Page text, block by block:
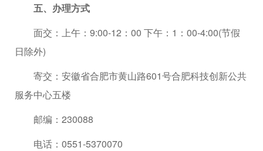
五、办理方式
面交：上午：9:00-12：00 下午：1：00-4:00(节假
日除外)
寄交：安徽省合肥市黄山路601号合肥科技创新公共
服务中心五楼
邮编：230088
电话：0551-5370070